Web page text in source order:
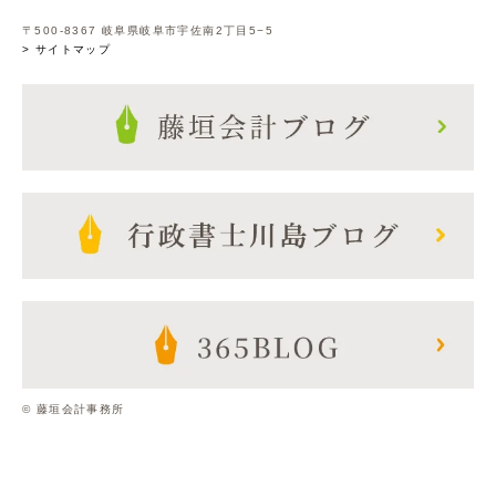
〒500-8367 岐阜県岐阜市宇佐南2丁目5−5
> サイトマップ
© 藤垣会計事務所